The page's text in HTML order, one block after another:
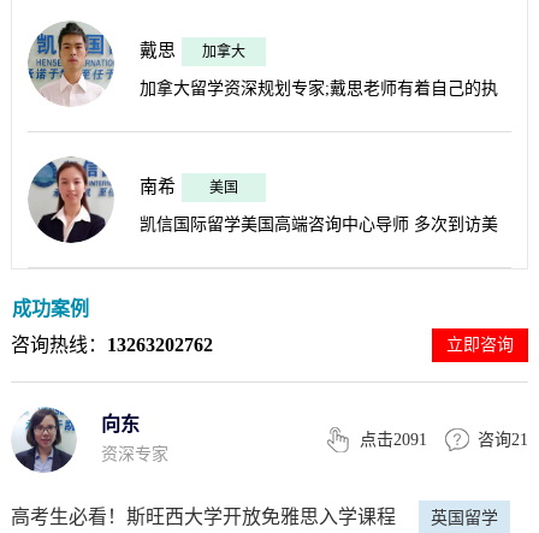
乎意料”的专家老师。
站在学生和家长的立场考虑问题，从而量体裁衣，
帮助学生精准定位，最终成功拿到理想院校的录取
业申请要求。连续多年评为凯信国际“年度最佳优
戴思 加拿大
加拿大留学资深规划专家;戴思老师有着自己的执
着和认真，能急学生之所急，从学生以及家长的角
度出发考虑问题，尽一切努力达成学生的意愿，无
论从学校专业还是留学前焦虑的心情等方面给到最
老师。秉着留学不仅仅是做申请更是每个孩子人生
的转折点，真正做到负责和最实在的帮助。
南希 美国
凯信国际留学美国高端咨询中心导师 多次到访美
国名校考察交流，拥有10年留学申请经验。熟悉前
制定个性化的留学方案提高申请人的竞争力。帮助
了近百名怀揣美国留学梦想的学生成功申请到美国
名校及奖学金。
成功案例
咨询热线： 13263202762 立即咨询
向东
资深专家
点击2091 咨询21
高考生必看！斯旺西大学开放免雅思入学课程 英国留学